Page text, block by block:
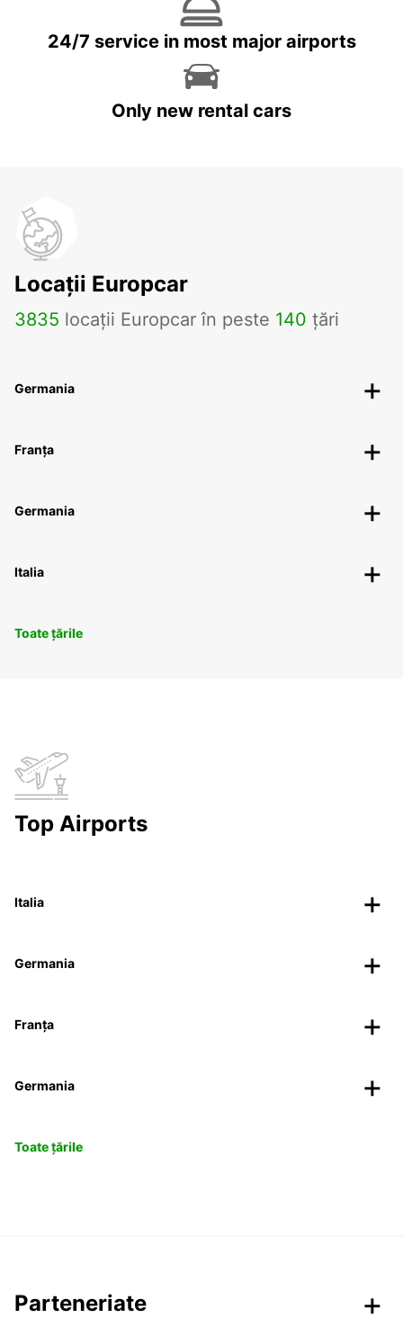
24/7 service in most major airports
Only new rental cars
Locații Europcar
3835 locații Europcar în peste 140 țări
Germania
Franța
Germania
Italia
Toate țările
Top Airports
Italia
Germania
Franța
Germania
Toate țările
Parteneriate